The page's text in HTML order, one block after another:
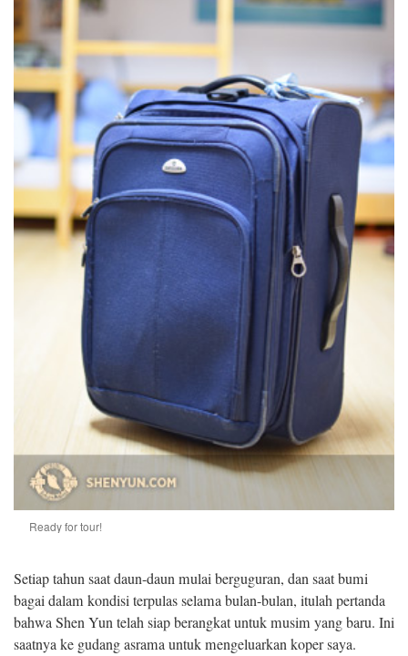
Ready for tour!
Setiap tahun saat daun-daun mulai berguguran, dan saat bumi
bagai dalam kondisi terpulas selama bulan-bulan, itulah pertanda
bahwa Shen Yun telah siap berangkat untuk musim yang baru. Ini
saatnya ke gudang asrama untuk mengeluarkan koper saya.